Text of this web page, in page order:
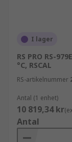
I lager
RS PRO RS-
°C, RSCAL
RS-artikelnummer
Antal (1 enhet)
10 819,34 kr
Antal